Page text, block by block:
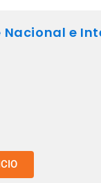
Nacional e